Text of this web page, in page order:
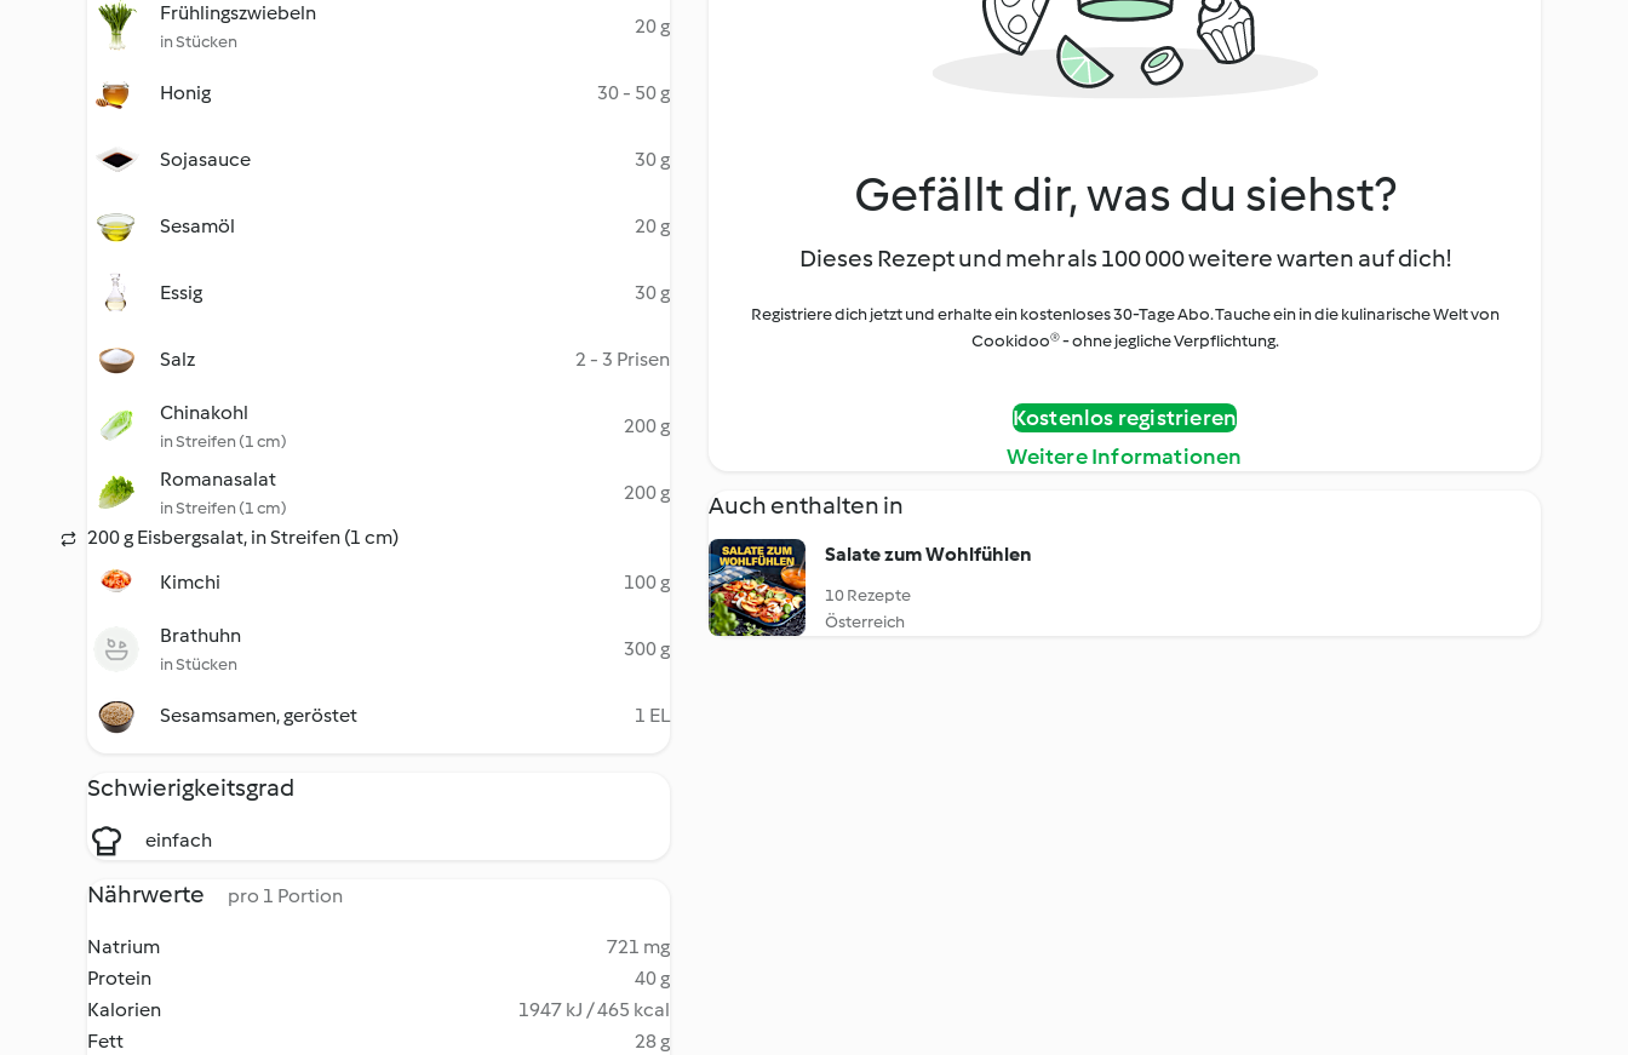
Frühlingszwiebeln
in Stücken
20 g
Honig 30 - 50 g
Sojasauce 30 g
Sesamöl 20 g
Essig 30 g
Salz 2 - 3 Prisen
Chinakohl
in Streifen (1 cm)
200 g
Romanasalat
in Streifen (1 cm)
200 g
200 g Eisbergsalat, in Streifen (1 cm)
Kimchi
100 g
Brathuhn
in Stücken
300 g
Sesamsamen, geröstet 1 EL
Schwierigkeitsgrad
einfach
Nährwerte pro 1 Portion
Natrium
721 mg
Protein
40 g
Kalorien
1947 kJ / 465 kcal
Fett
28 g
Gefällt dir, was du siehst?
Dieses Rezept und mehr als 100 000 weitere warten auf dich!
Registriere dich jetzt und erhalte ein kostenloses 30-Tage Abo. Tauche ein in die kulinarische Welt von
Cookidoo® - ohne jegliche Verpflichtung.
Kostenlos registrieren
Weitere Informationen
Auch enthalten in
Salate zum Wohlfühlen
10 Rezepte
Österreich